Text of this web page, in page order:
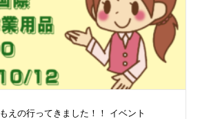
もえの行ってきました！！ イベント